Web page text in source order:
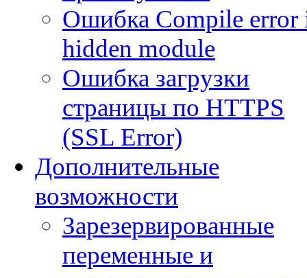
Ошибка Compile error
hidden module
Ошибка загрузки
страницы по HTTPS
(SSL Error)
Дополнительные
возможности
Зарезервированные
переменные и